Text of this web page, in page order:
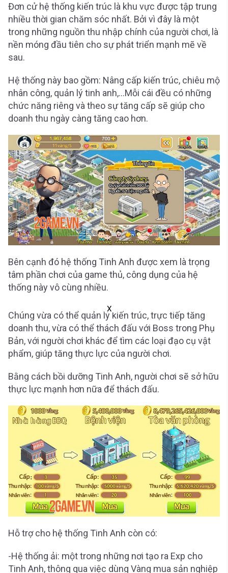
Đơn cử hệ thống kiến trúc là khu vực được tập trung
nhiều thời gian chăm sóc nhất. Bởi vì đây là một
trong những nguồn thu nhập chính của người chơi, là
nền móng đầu tiên cho sự phát triển mạnh mẽ về
sau.
Hệ thống này bao gồm: Nâng cấp kiến trúc, chiêu mộ
nhân công, quản lý tinh anh,…Mỗi cái đều có những
chức năng riêng và theo sự tăng cấp sẽ giúp cho
doanh thu ngày càng tăng cao hơn.
Bên cạnh đó hệ thống Tinh Anh được xem là trọng
tâm phần chơi của game thủ, công dụng của hệ
thống này vô cùng nhiều.
X
Chúng vừa có thể quản lý kiến trúc, trực tiếp tăng
doanh thu, vừa có thể thách đấu với Boss trong Phụ
Bản, với người chơi khác để tìm các loại đạo cụ vật
phẩm, giúp tăng thực lực của người chơi.
Bằng cách bồi dưỡng Tinh Anh, người chơi sẽ sở hữu
thực lực mạnh hơn nữa để thách đấu.
Hỗ trợ cho hệ thống Tinh Anh còn có:
-Hệ thống ải: một trong những nơi tạo ra Exp cho
Tinh Anh, thông qua việc dùng Vàng mua sản nghiệp